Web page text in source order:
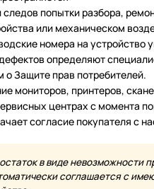
попытки разбора,
или механическом
номера на
определяют
о Защите прав потребителей.
мониторов, принтеров,
центрах с момента
согласие покупателя с
в виде
соглашается с